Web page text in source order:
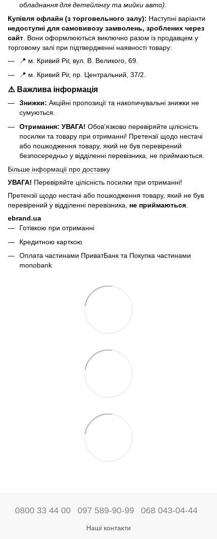
обладнання для детейлінгу та мийки авто)
Купівля офлайн (з торговельного залу): Наступні варіанти
недоступні для самовивозу замволень, зроблених через
сайт . Вони оформлюються виключно разом із продавцем у
торговому залі при підтвердженні наявності товару:
📍 м. Кривий Ріг, вул. В. Великого, 69.
📍 м. Кривий Ріг, пр. Центральний, 37/2.
⚠️ Важлива інформація
Знижки: Акційні пропозиції та накопичувальні знижки не
сумуються.
Отримання: УВАГА! Обов'язково перевіряйте цілісність
посилки та товару при отриманні! Претензії щодо нестачі
або пошкодження товару, який не був перевірений
безпосередньо у відділенні перевізника, не приймаються.
Більше інформації про доставку
УВАГА! Перевіряйте цілісність посилки при отриманні!
Претензії щодо нестачі або пошкодження товару, який не був
перевірений у відділенні перевізника, не приймаються
ebrand.ua
Готівкою при отриманні
Кредитною карткою
Оплата частинами ПриватБанк та Покупка частинами
monobank
0800 33 44 00 097 589-90-99 068 043-04-44
Наші контакти